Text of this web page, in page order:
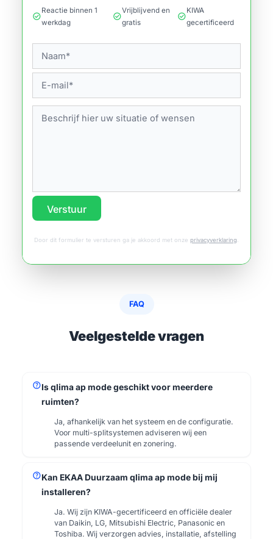
check_circle
Reactie binnen 1
werkdag
check_circle
Vrijblijvend en
gratis
check_circle
KIWA
gecertificeerd
Verstuur
Door dit formulier te versturen ga je akkoord met onze privacyverklaring
FAQ
Veelgestelde vragen
helpIs qlima ap mode geschikt voor meerdere
ruimten?
Ja, afhankelijk van het systeem en de configuratie.
Voor multi-splitsystemen adviseren wij een
passende verdeelunit en zonering.
helpKan EKAA Duurzaam qlima ap mode bij mij
installeren?
Ja. Wij zijn KIWA-gecertificeerd en officiële dealer
van Daikin, LG, Mitsubishi Electric, Panasonic en
Toshiba. Wij verzorgen advies, installatie, afstelling